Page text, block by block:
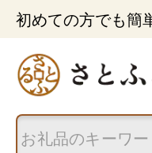
初めての方でも簡